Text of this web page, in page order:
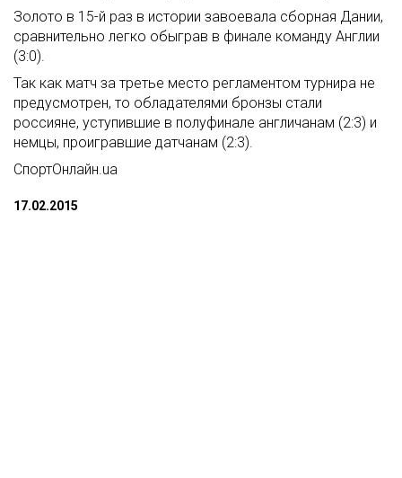
Золото в 15-й раз в истории завоевала сборная Дании,
сравнительно легко обыграв в финале команду Англии
(3:0).
Так как матч за третье место регламентом турнира не
предусмотрен, то обладателями бронзы стали
россияне, уступившие в полуфинале англичанам (2:3) и
немцы, проигравшие датчанам (2:3).
СпортОнлайн.ua
17.02.2015